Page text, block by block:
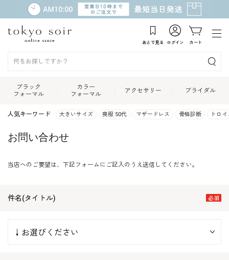
あとで見る ログイン カート
ブラック
フォーマル
カラー
フォーマル
アクセサリー ブライダル
人気キーワード 大きいサイズ 喪服 50代 マザードレス 骨格診断 トロ
お問い合わせ
当店へのご要望は、下記フォームにご記入のうえ送信してください。
件名(タイトル)